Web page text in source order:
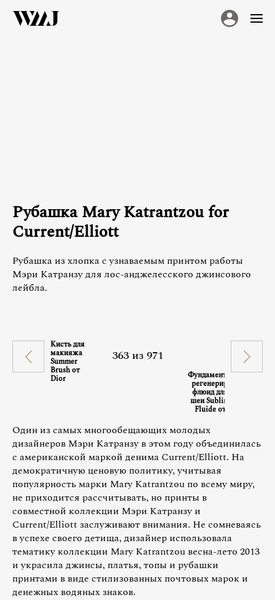
Рубашка Mary Katrantzou for
Current/Elliott
Рубашка из хлопка с узнаваемым принтом работы
Мэри Катранзу для лос-анджелесского джинсового
лейбла.
Кисть для
макияжа
Summer
Brush от
Dior
363из971
Фундаментальный
регенерирующий
флюид для лица и
шеи Sublimage Le
Fluide от Chanel
Один из самых многообещающих молодых
дизайнеров Мэри Катранзу в этом году объединилась
с американской маркой денима Current/Elliott. На
демократичную ценовую политику, учитывая
популярность марки Mary Katrantzou по всему миру,
не приходится рассчитывать, но принты в
совместной коллекции Мэри Катранзу и
Current/Elliott заслуживают внимания. Не сомневаясь
в успехе своего детища, дизайнер использовала
тематику коллекции Mary Katrantzou весна-лето 2013
и украсила джинсы, платья, топы и рубашки
принтами в виде стилизованных почтовых марок и
денежных водяных знаков.